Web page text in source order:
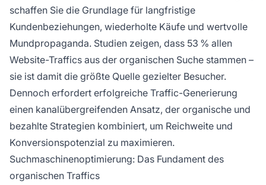
schaffen Sie die Grundlage für langfristige
Kundenbeziehungen, wiederholte Käufe und wertvolle
Mundpropaganda. Studien zeigen, dass 53 % allen
Website-Traffics aus der organischen Suche stammen –
sie ist damit die größte Quelle gezielter Besucher.
Dennoch erfordert erfolgreiche Traffic-Generierung
einen kanalübergreifenden Ansatz, der organische und
bezahlte Strategien kombiniert, um Reichweite und
Konversionspotenzial zu maximieren.
Suchmaschinenoptimierung: Das Fundament des
organischen Traffics